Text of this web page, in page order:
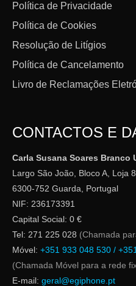
Política de Privacidade
Política de Cookies
Resolução de Litígios
Política de Cancelamento
Livro de Reclamações
CONTACTOS E
Carla Susana Soares Branco
Largo São João, Bloco A, Loja 8
6300-752 Guarda, Portugal
NIF: 236173391
Capital Social: 0 €
Tel: 271 225 028 (Chamada
Móvel: +351 933 048 530 /
(Chamada Móvel para a rede
E-mail: geral@egiphone.pt